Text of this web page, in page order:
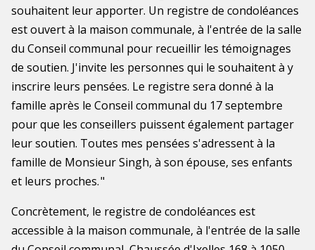
souhaitent leur apporter. Un registre de condoléances
est ouvert à la maison communale, à l'entrée de la salle
du Conseil communal pour recueillir les témoignages
de soutien. J'invite les personnes qui le souhaitent à y
inscrire leurs pensées. Le registre sera donné à la
famille après le Conseil communal du 17 septembre
pour que les conseillers puissent également partager
leur soutien. Toutes mes pensées s'adressent à la
famille de Monsieur Singh, à son épouse, ses enfants
et leurs proches. "
Concrètement, le registre de condoléances est
accessible à la maison communale, à l'entrée de la salle